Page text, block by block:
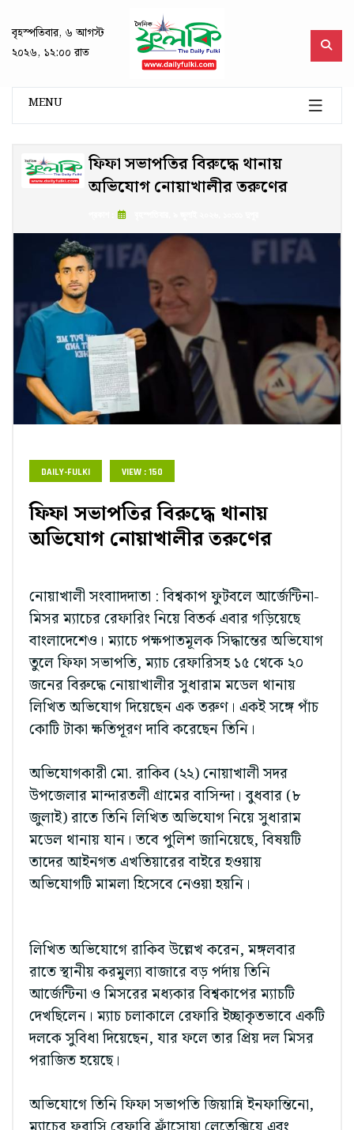
বৃহস্পতিবার, ৬ আগস্ট
২০২৬, ১২:০০ রাত
MENU
ফিফা সভাপতির বিরুদ্ধে থানায়
অভিযোগ নোয়াখালীর তরুণের
DAILY-FULKI VIEW : 150
ফিফা সভাপতির বিরুদ্ধে থানায়
অভিযোগ নোয়াখালীর তরুণের
নোয়াখালী সংবাাদদাতা : বিশ্বকাপ ফুটবলে আর্জেন্টিনা-
মিসর ম্যাচের রেফারিং নিয়ে বিতর্ক এবার গড়িয়েছে
বাংলাদেশেও। ম্যাচে পক্ষপাতমূলক সিদ্ধান্তের অভিযোগ
তুলে ফিফা সভাপতি, ম্যাচ রেফারিসহ ১৫ থেকে ২০
জনের বিরুদ্ধে নোয়াখালীর সুধারাম মডেল থানায়
লিখিত অভিযোগ দিয়েছেন এক তরুণ। একই সঙ্গে পাঁচ
কোটি টাকা ক্ষতিপূরণ দাবি করেছেন তিনি।
অভিযোগকারী মো. রাকিব (২২) নোয়াখালী সদর
উপজেলার মান্দারতলী গ্রামের বাসিন্দা। বুধবার (৮
জুলাই) রাতে তিনি লিখিত অভিযোগ নিয়ে সুধারাম
মডেল থানায় যান। তবে পুলিশ জানিয়েছে, বিষয়টি
তাদের আইনগত এখতিয়ারের বাইরে হওয়ায়
অভিযোগটি মামলা হিসেবে নেওয়া হয়নি।
লিখিত অভিযোগে রাকিব উল্লেখ করেন, মঙ্গলবার
রাতে স্থানীয় করমুল্যা বাজারে বড় পর্দায় তিনি
আর্জেন্টিনা ও মিসরের মধ্যকার বিশ্বকাপের ম্যাচটি
দেখছিলেন। ম্যাচ চলাকালে রেফারি ইচ্ছাকৃতভাবে একটি
দলকে সুবিধা দিয়েছেন, যার ফলে তার প্রিয় দল মিসর
পরাজিত হয়েছে।
অভিযোগে তিনি ফিফা সভাপতি জিয়ান্নি ইনফান্তিনো,